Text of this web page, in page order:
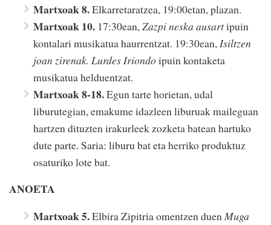
Martxoak 8.Elkarretaratzea, 19:00etan, plazan.
Martxoak 10. 17:30ean, Zazpi neska ausartipuin
kontalari musikatua haurrentzat. 19:30ean, Isiltzen
joan zirenak. Lurdes Iriondoipuin kontaketa
musikatua helduentzat.
Martxoak 8-18.Egun tarte horietan, udal
liburutegian, emakume idazleen liburuak maileguan
hartzen dituzten irakurleek zozketa batean hartuko
dute parte. Saria: liburu bat eta herriko produktuz
osaturiko lote bat.
ANOETA
Martxoak 5.Elbira Zipitria omentzen duenMuga